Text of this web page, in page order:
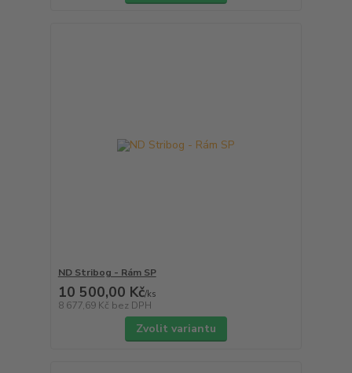
ND Stribog - Rám SP
10 500,00 Kč/ks
8 677,69 Kč bez DPH
Zvolit variantu